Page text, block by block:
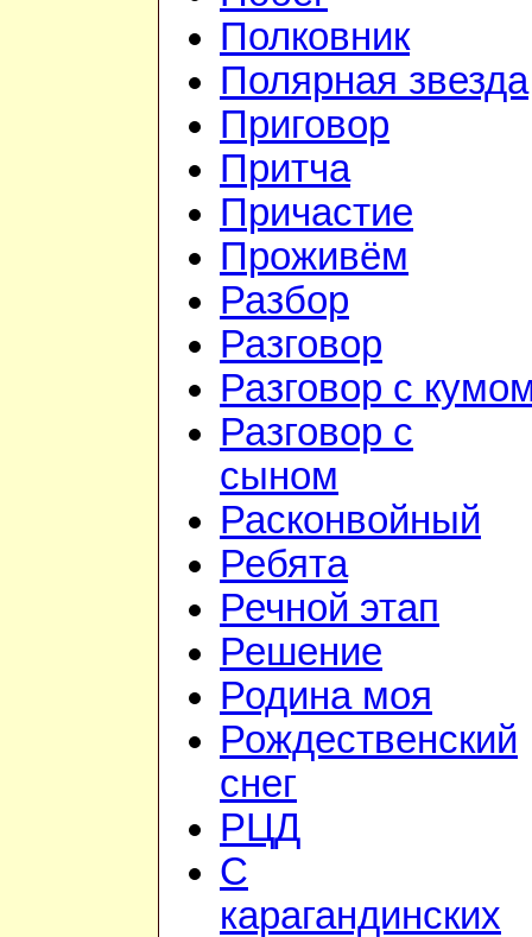
Полковник
Полярная звезда
Приговор
Притча
Причастие
Проживём
Разбор
Разговор
Разговор с
Разговор с
сыном
Расконвойный
Ребята
Речной этап
Решение
Родина моя
Рождественский
снег
РЦД
С
карагандинских